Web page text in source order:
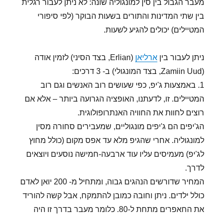
מעבר הגבול בין סין למונגוליה שונה: לא ניתן לעבור רגלית
בין שתי המדינות והתורים בשעות הבוקר (לפי סיפורי
המטיילים) יכולים להגיע לשעות.
ניתן לעבור ביןארליאן
(Erlian, בצד הסיני) לזמין אודה
(Zamiin Uud, בצד המונגולי) ב- 3 דרכים:
1. באמצעות ג'יפ, כפי שעושים רוב האנשים וגם רוב
המטיילים. זו, לדעתנו, האופציה הגרועה ביותר – אלא אם
רוצים לחוות את החוויה האנתרופולוגית.
הג'יפים הם ג'יפים מונגוליים, שמעבירים סחורה מסין
למונגוליה. אחרי שהגיפ מלא עד אפס מקום (כולל מחוץ
לג'יפ) מעמיסים עליו עוד ארבעה-חמישה נוסעים ויוצאים
לדרך.
המחיר שדורשים הנהגים גבוה, ומתחיל מ- 200 יואן לאדם
כולל ילדים. ניתן וחובה כמובן להתמקח, אבל קשה להוריד
את החאפרים מתחת ל-80. כלומר מעבר בדרך זו היה